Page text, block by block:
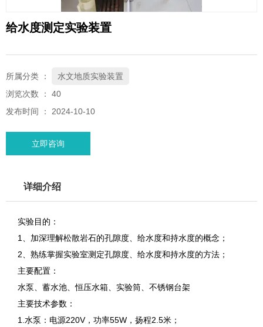
给水度测定实验装置
所属分类 ：
水文地质实验装置
浏览次数 ： 40
发布时间 ： 2024-10-10
立即咨询
详细介绍
实验目的：
1、加深理解松散岩石的孔隙度、给水度和持水度的概念；
2、熟练掌握实验室测定孔隙度、给水度和持水度的方法；
主要配置：
水泵、蓄水池、恒压水箱、实验筒、不锈钢台架
主要技术参数：
1.水泵：电源220V，功率55W，扬程2.5米；